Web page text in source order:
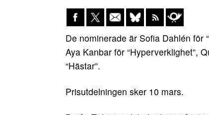
De nominerade är Sofia Dahlén för
Aya Kanbar för “Hyperverklighet”,
“Hästar”.
Prisutdelningen sker 10 mars.